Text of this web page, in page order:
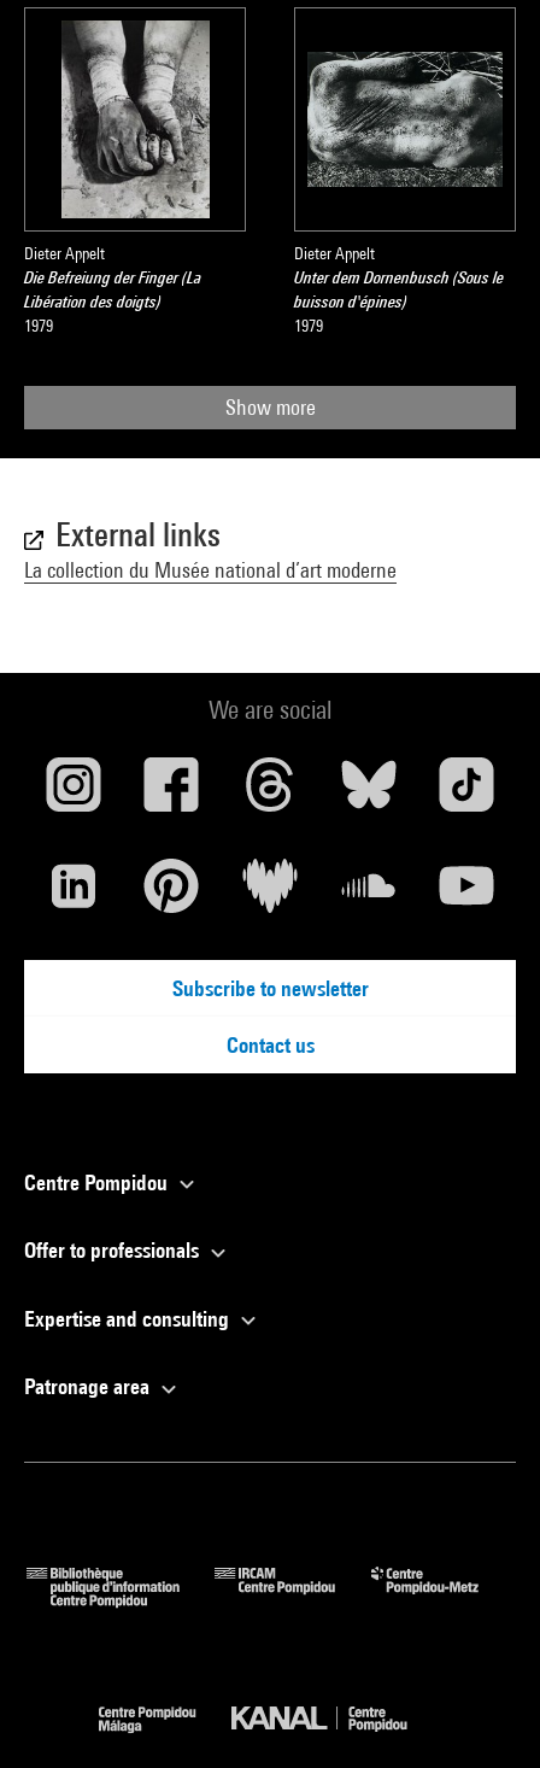
Dieter Appelt
Die Befreiung der Finger (La
Libération des doigts)
1979
Dieter Appelt
Unter dem Dornenbusch (Sous le
buisson d'épines)
1979
Show more
External links
La collection du Musée national d’art moderne
We are social
Subscribe to newsletter
Contact us
Centre Pompidou
Offer to professionals
Expertise and consulting
Patronage area